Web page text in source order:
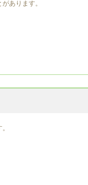
あります。